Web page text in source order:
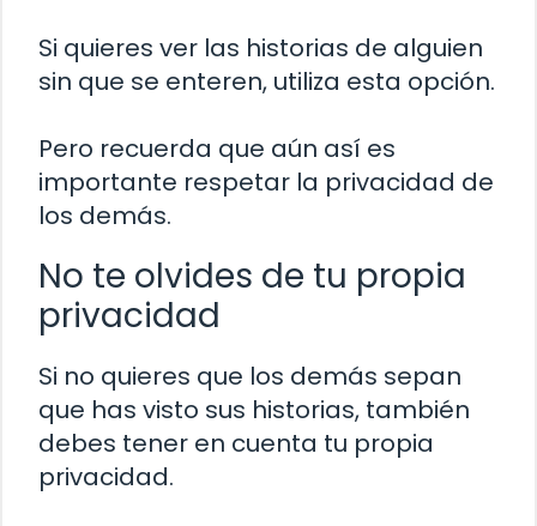
Si quieres ver las historias de alguien
sin que se enteren, utiliza esta opción.
Pero recuerda que aún así es
importante respetar la privacidad de
los demás.
No te olvides de tu propia
privacidad
Si no quieres que los demás sepan
que has visto sus historias, también
debes tener en cuenta tu propia
privacidad.